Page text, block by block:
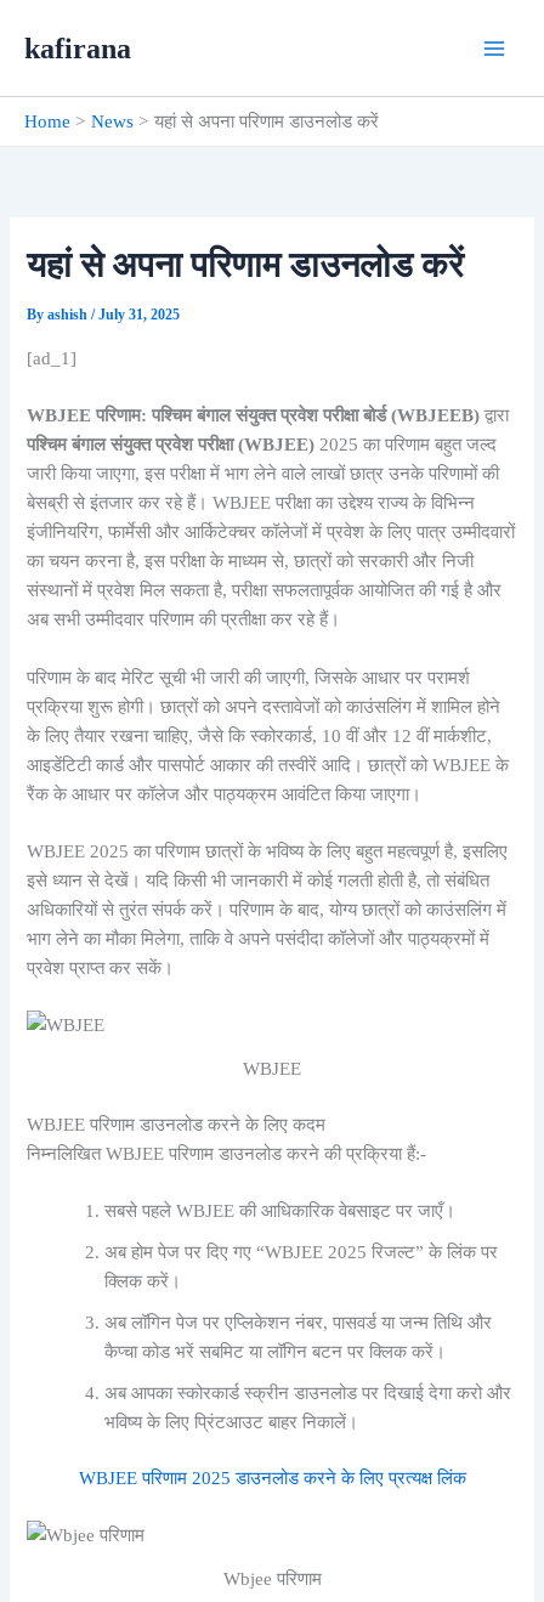
kafirana
Home News यहां से अपना परिणाम डाउनलोड करें
यहां से अपना परिणाम डाउनलोड करें
Byashish/July 31, 2025
[ad_1]
WBJEE परिणाम:पश्चिम बंगाल संयुक्त प्रवेश परीक्षा बोर्ड (WBJEEB) द्वारा
पश्चिम बंगाल संयुक्त प्रवेश परीक्षा (WBJEE) 2025 का परिणाम बहुत जल्द
जारी किया जाएगा, इस परीक्षा में भाग लेने वाले लाखों छात्र उनके परिणामों की
बेसब्री से इंतजार कर रहे हैं। WBJEE परीक्षा का उद्देश्य राज्य के विभिन्न
इंजीनियरिंग, फार्मेसी और आर्किटेक्चर कॉलेजों में प्रवेश के लिए पात्र उम्मीदवारों
का चयन करना है, इस परीक्षा के माध्यम से, छात्रों को सरकारी और निजी
संस्थानों में प्रवेश मिल सकता है, परीक्षा सफलतापूर्वक आयोजित की गई है और
अब सभी उम्मीदवार परिणाम की प्रतीक्षा कर रहे हैं।
परिणाम के बाद मेरिट सूची भी जारी की जाएगी, जिसके आधार पर परामर्श
प्रक्रिया शुरू होगी। छात्रों को अपने दस्तावेजों को काउंसलिंग में शामिल होने
के लिए तैयार रखना चाहिए, जैसे कि स्कोरकार्ड, 10 वीं और 12 वीं मार्कशीट,
आइडेंटिटी कार्ड और पासपोर्ट आकार की तस्वीरें आदि। छात्रों को WBJEE के
रैंक के आधार पर कॉलेज और पाठ्यक्रम आवंटित किया जाएगा।
WBJEE 2025 का परिणाम छात्रों के भविष्य के लिए बहुत महत्वपूर्ण है, इसलिए
इसे ध्यान से देखें। यदि किसी भी जानकारी में कोई गलती होती है, तो संबंधित
अधिकारियों से तुरंत संपर्क करें। परिणाम के बाद, योग्य छात्रों को काउंसलिंग में
भाग लेने का मौका मिलेगा, ताकि वे अपने पसंदीदा कॉलेजों और पाठ्यक्रमों में
प्रवेश प्राप्त कर सकें।
WBJEE
WBJEE परिणाम डाउनलोड करने के लिए कदम
निम्नलिखित WBJEE परिणाम डाउनलोड करने की प्रक्रिया हैं:-
सबसे पहले WBJEE की आधिकारिक वेबसाइट पर जाएँ।
अब होम पेज पर दिए गए “WBJEE 2025 रिजल्ट” के लिंक पर
क्लिक करें।
अब लॉगिन पेज पर एप्लिकेशन नंबर, पासवर्ड या जन्म तिथि और
कैप्चा कोड भरेंसबमिट या लॉगिन बटन पर क्लिक करें।
अब आपका स्कोरकार्ड स्क्रीन डाउनलोड पर दिखाई देगाकरो और
भविष्य के लिए प्रिंटआउट बाहर निकालें।
WBJEE परिणाम 2025 डाउनलोड करने के लिए प्रत्यक्ष लिंक
Wbjee परिणाम